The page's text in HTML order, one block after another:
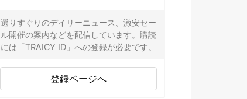
選りすぐりのデイリーニュース、激安セー
ル開催の案内などを配信しています。購読
には「TRAICY ID」への登録が必要です。
登録ページへ